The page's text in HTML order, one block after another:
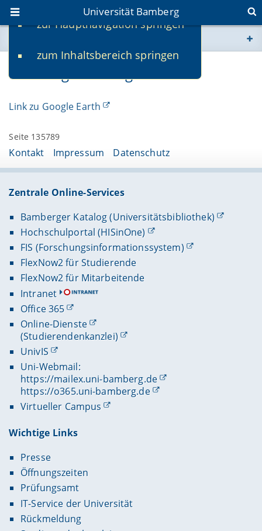
zur Hauptnavigation springen
zum Inhaltsbereich springen
Universität Bamberg
www.uni-bamberg.de
Bamberg auf Google Earth
Link zu Google Earth
Seite 135789
Kontakt Impressum Datenschutz
Zentrale Online-Services
Bamberger Katalog (Universitätsbibliothek)
Hochschulportal (HISinOne)
FIS (Forschungsinformationssystem)
FlexNow2 für Studierende
FlexNow2 für Mitarbeitende
Intranet
Office 365
Online-Dienste
(Studierendenkanzlei)
UnivIS
Uni-Webmail:
https://mailex.uni-bamberg.de
https://o365.uni-bamberg.de
Virtueller Campus
Wichtige Links
Presse
Öffnungszeiten
Prüfungsamt
IT-Service der Universität
Rückmeldung